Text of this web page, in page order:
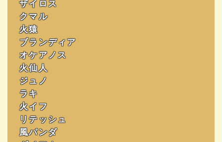
ザイロス
クマル
火猿
ブランディア
オケアノス
火仙人
ジュノ
ラキ
火イフ
リテッシュ
風パンダ